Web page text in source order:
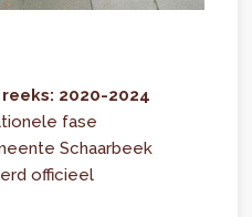
2020-2024
fase
Schaarbeek
officieel